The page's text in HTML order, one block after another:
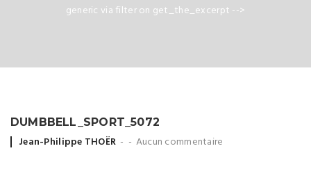
generic via filter on get_the_excerpt -->
DUMBBELL_SPORT_5072
Posted
Jean-Philippe THOËR Aucun commentaire